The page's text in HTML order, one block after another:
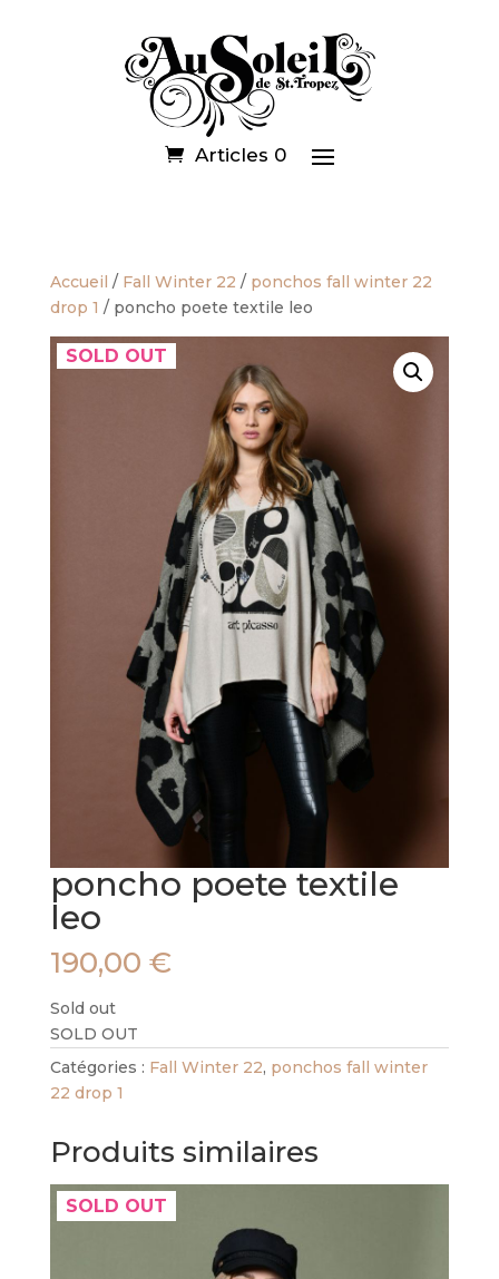
Articles 0
Accueil / Fall Winter 22 / ponchos fall winter 22
drop 1 / poncho poete textile leo
SOLD OUT
poncho poete textile
leo
190,00 €
Sold out
SOLD OUT
Catégories : Fall Winter 22, ponchos fall winter
22 drop 1
Produits similaires
SOLD OUT